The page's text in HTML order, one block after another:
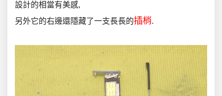
設計的相當有美感,
另外它的右邊還隱藏了一支長長的插梢.